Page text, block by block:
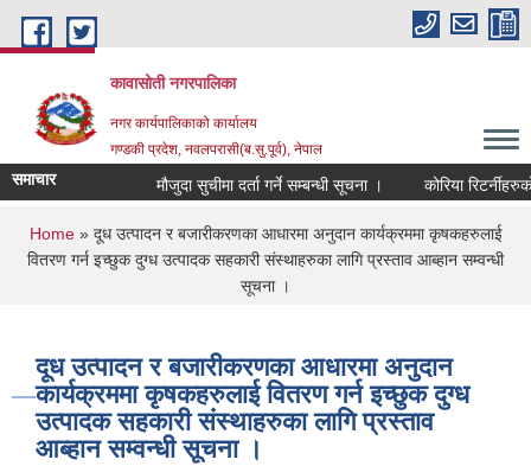
Skip to main content
कावासोती नगरपालिका
नगर कार्यपालिकाको कार्यालय
गण्डकी प्रदेश, नवलपरासी(ब.सु.पूर्व), नेपाल
समाचार मौजुदा सुचीमा दर्ता गर्ने सम्बन्धी सूचना । कोरिया
You are here
Home» दूध उत्पादन र बजारीकरणका आधारमा अनुदान कार्यक्रममा कृषकहरुलाई
वितरण गर्न इच्छुक दुग्ध उत्पादक सहकारी संस्थाहरुका लागि प्रस्ताव आब्हान सम्वन्धी
सूचना ।
दूध उत्पादन र बजारीकरणका आधारमा अनुदान
कार्यक्रममा कृषकहरुलाई वितरण गर्न इच्छुक दुग्ध
उत्पादक सहकारी संस्थाहरुका लागि प्रस्ताव
आब्हान सम्वन्धी सूचना ।